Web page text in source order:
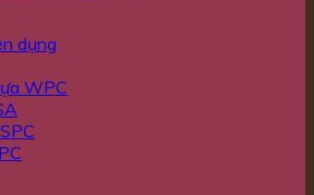
dụng
WPC